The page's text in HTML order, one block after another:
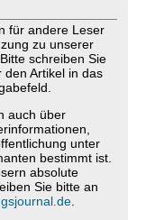
für andere Leser
zu unserer
schreiben Sie
Artikel in das
auch über
unter
bestimmt ist.
absolute
Sie bitte an
.